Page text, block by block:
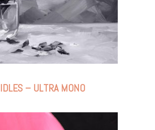
IDLES – ULTRA MONO